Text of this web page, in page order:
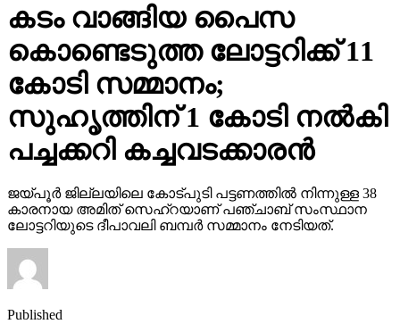
കടം വാങ്ങിയ പൈസ
കൊണ്ടെടുത്ത ലോട്ടറിക്ക് 11
കോടി സമ്മാനം;
സുഹൃത്തിന് 1 കോടി നല്‍കി
പച്ചക്കറി കച്ചവടക്കാരന്‍
ജയ്പൂര്‍ ജില്ലയിലെ കോട്പുടി പട്ടണത്തില്‍ നിന്നുള്ള 38
കാരനായ അമിത് സെഹ്‌റയാണ് പഞ്ചാബ് സംസ്ഥാന
ലോട്ടറിയുടെ ദീപാവലി ബമ്പര്‍ സമ്മാനം നേടിയത്.
Published